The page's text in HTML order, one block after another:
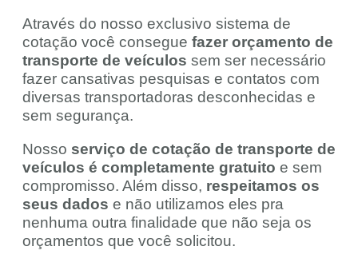
Através do nosso exclusivo sistema de
cotação você consegue fazer orçamento de
transporte de veículos sem ser necessário
fazer cansativas pesquisas e contatos com
diversas transportadoras desconhecidas e
sem segurança.
Nosso serviço de cotação de transporte de
veículos é completamente gratuito e sem
compromisso. Além disso, respeitamos os
seus dados e não utilizamos eles pra
nenhuma outra finalidade que não seja os
orçamentos que você solicitou.